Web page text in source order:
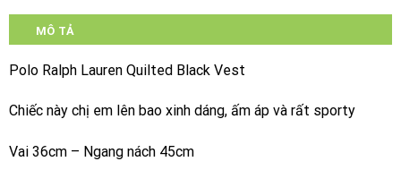
MÔ TẢ
Polo Ralph Lauren Quilted Black Vest
Chiếc này chị em lên bao xinh dáng, ấm áp và rất sporty
Vai 36cm – Ngang nách 45cm